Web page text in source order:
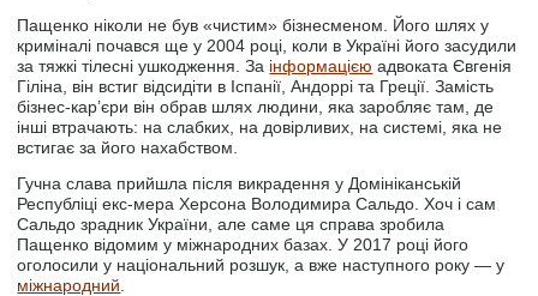
Пащенко ніколи не був «чистим» бізнесменом. Його шлях у
криміналі почався ще у 2004 році, коли в Україні його засудили
за тяжкі тілесні ушкодження. За інформацією адвоката Євгенія
Гіліна, він встиг відсидіти в Іспанії, Андоррі та Греції. Замість
бізнес-кар’єри він обрав шлях людини, яка заробляє там, де
інші втрачають: на слабких, на довірливих, на системі, яка не
встигає за його нахабством.
Гучна слава прийшла після викрадення у Домініканській
Республіці екс-мера Херсона Володимира Сальдо. Хоч і сам
Сальдо зрадник України, але саме ця справа зробила
Пащенко відомим у міжнародних базах. У 2017 році його
оголосили у національний розшук, а вже наступного року — у
міжнародний